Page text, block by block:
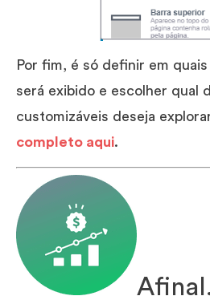
Por fim, é só definir em
será exibido e escolher qual
customizáveis deseja
completo aqui.